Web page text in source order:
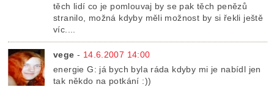
těch lidí co je pomlouvaj by se pak těch penězů
stranilo, možná kdyby měli možnost by si řekli ještě
víc....
vege - 14.6.2007 14:00
energie G: já bych byla ráda kdyby mi je nabídl jen
tak někdo na potkání :))